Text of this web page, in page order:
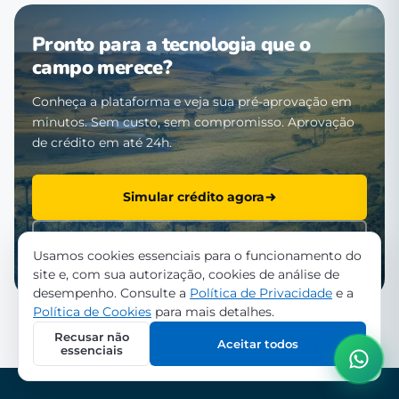
Pronto para a tecnologia que o
campo merece?
Conheça a plataforma e veja sua pré-aprovação em
minutos. Sem custo, sem compromisso. Aprovação
de crédito em até 24h.
Simular crédito agora
Usamos cookies essenciais para o funcionamento do
site e, com sua autorização, cookies de análise de
desempenho. Consulte a Política de Privacidade e a
Política de Cookies para mais detalhes.
Recusar não
essenciais
Aceitar todos